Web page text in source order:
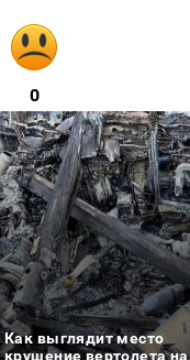
0
Как выглядит место
крушение вертолета на